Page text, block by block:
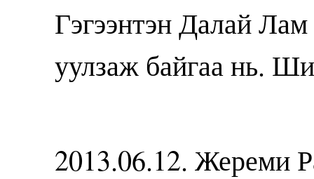
Гэгээнтэн Далай
уулзаж байгаа нь.
2013.06.12. Жереми